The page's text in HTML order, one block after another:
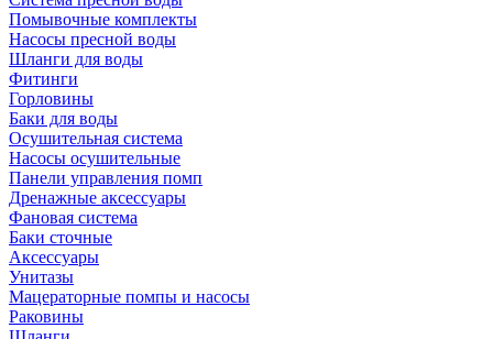
Помывочные комплекты
Насосы пресной воды
Шланги для воды
Фитинги
Горловины
Баки для воды
Осушительная система
Насосы осушительные
Панели управления помп
Дренажные аксессуары
Фановая система
Баки сточные
Аксессуары
Унитазы
Мацераторные помпы и насосы
Раковины